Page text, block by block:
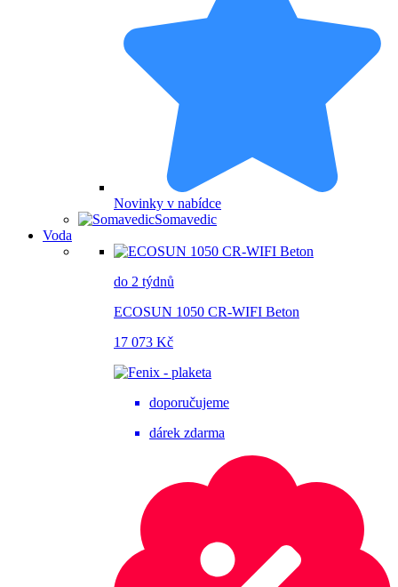
Novinky v nabídce
Somavedic
Voda
do 2 týdnů
ECOSUN 1050 CR-WIFI Beton
17 073 Kč
doporučujeme
dárek zdarma